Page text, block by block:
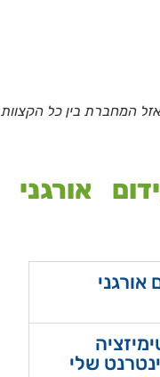
אורגני
אורגני
שלי